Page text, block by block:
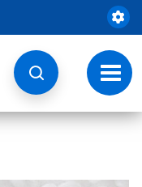
切
换
导
航